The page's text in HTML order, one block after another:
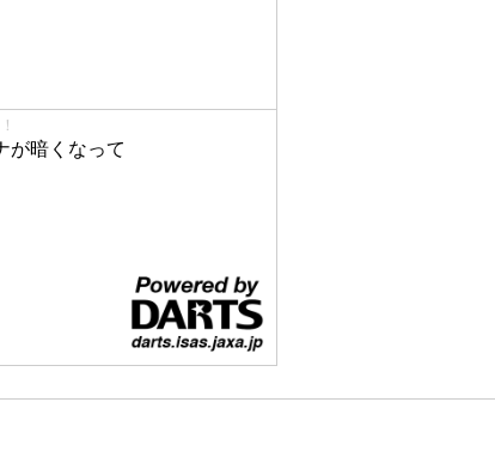
が暗くなって